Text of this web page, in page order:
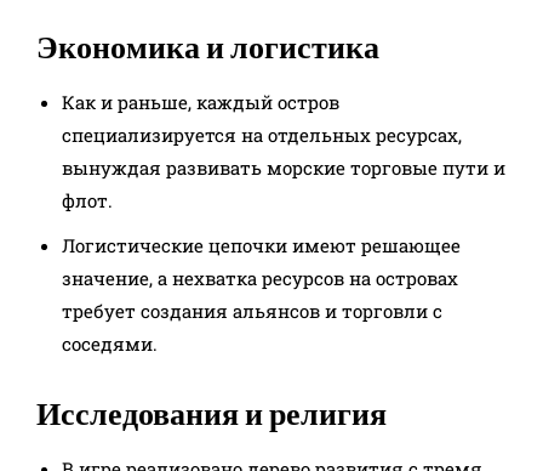
Экономика и логистика
Как и раньше, каждый остров
специализируется на отдельных ресурсах,
вынуждая развивать морские торговые пути и
флот.
Логистические цепочки имеют решающее
значение, а нехватка ресурсов на островах
требует создания альянсов и торговли с
соседями.
Исследования и религия